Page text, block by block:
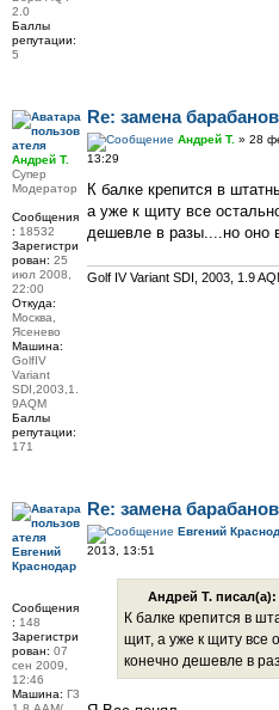
2.0
Баллы
репутации:
5
Re: замена
Андрей Т. » 28
13:29
К балке крепится в
а уже к щиту все
дешевле в разы....но оно
Golf IV Variant SDI, 2003, 1.9
Андрей Т.
Супер
Модератор
Сообщения
: 18532
Зарегистри
рован: 25
июл 2008,
22:00
Откуда:
Москва,
Ясенево
Машина:
GolfIV
Variant
SDI,2003,1.
9AQM
Баллы
репутации:
171
Re: замена
Евгений
2013, 13:51
Андрей Т. писал(а):
К балке крепится в
щит, а уже к щиту все
конечно дешевле в
Евгений
Краснодар
Сообщения
: 148
Зарегистри
рован: 07
сен 2009,
12:46
Машина: Г3